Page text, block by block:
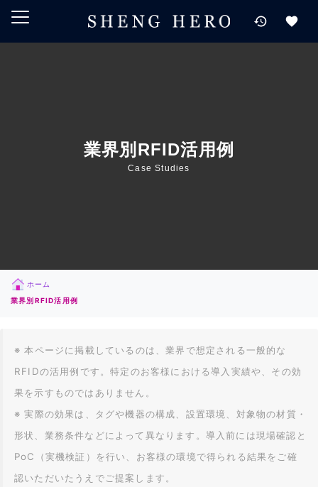
メインコンテンツにスキップ
業界別RFID活用例
Case Studies
ホーム
業界別RFID活用例
※ 本ページに掲載しているのは、業界で想定される一般的な
RFIDの活用例です。特定のお客様における導入実績や、その効
果を示すものではありません。
※ 実際の効果は、タグや機器の構成、設置環境、対象物の材質・
形状、業務条件などによって異なります。導入前には現場確認と
PoC（実機検証）を行い、お客様の環境で得られる結果をご確
認いただいたうえでご提案します。